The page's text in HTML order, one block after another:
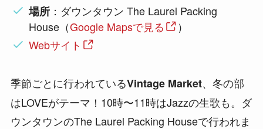
場所 ：ダウンタウン The Laurel Packing
House（Google Mapsで見る
）
Webサイト
季節ごとに行われているVintage Market、冬の部
はLOVEがテーマ！10時〜11時はJazzの生歌も。ダ
ウンタウンのThe Laurel Packing Houseで行われま